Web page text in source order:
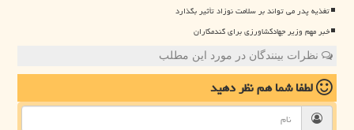
تغذیه پدر می تواند بر سلامت نوزاد تأثیر بگذارد
خبر مهم وزیر جهادکشاورزی برای گندمکاران
نظرات بینندگان در مورد این مطلب
لطفا شما همنظر دهید